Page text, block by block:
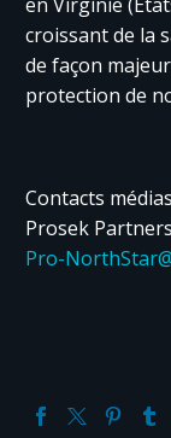
croissant de la
de façon
protection de
Contacts médias
Prosek Partners
Pro-